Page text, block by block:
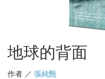
地球的背面
作者 ／ 張純甄